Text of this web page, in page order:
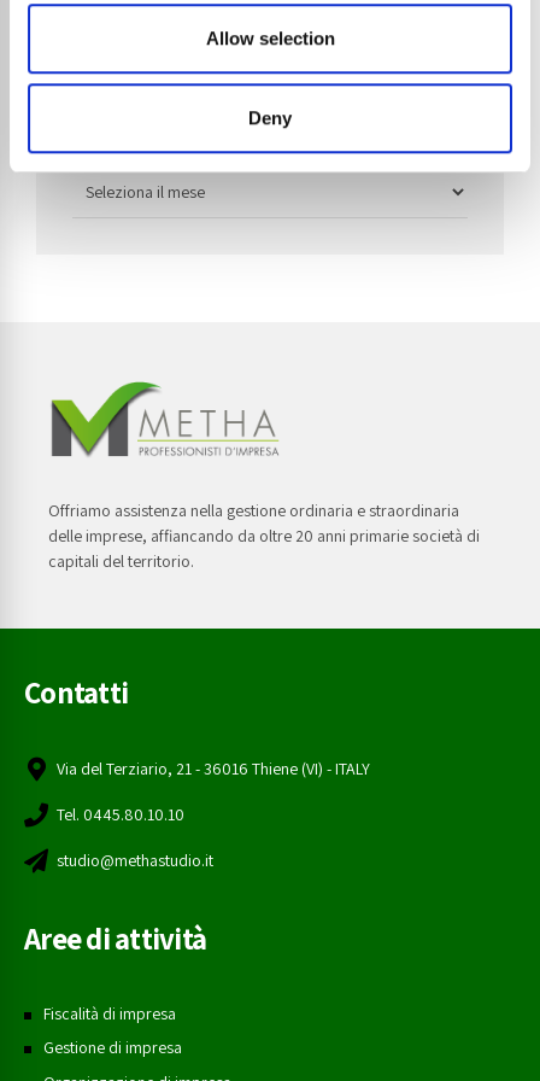
Allow selection
Deny
Offriamo assistenza nella gestione ordinaria e straordinaria
delle imprese, affiancando da oltre 20 anni primarie società di
capitali del territorio.
Contatti
Via del Terziario, 21 - 36016 Thiene (VI) - ITALY
Tel. 0445.80.10.10
studio@methastudio.it
Aree di attività
Fiscalità di impresa
Gestione di impresa